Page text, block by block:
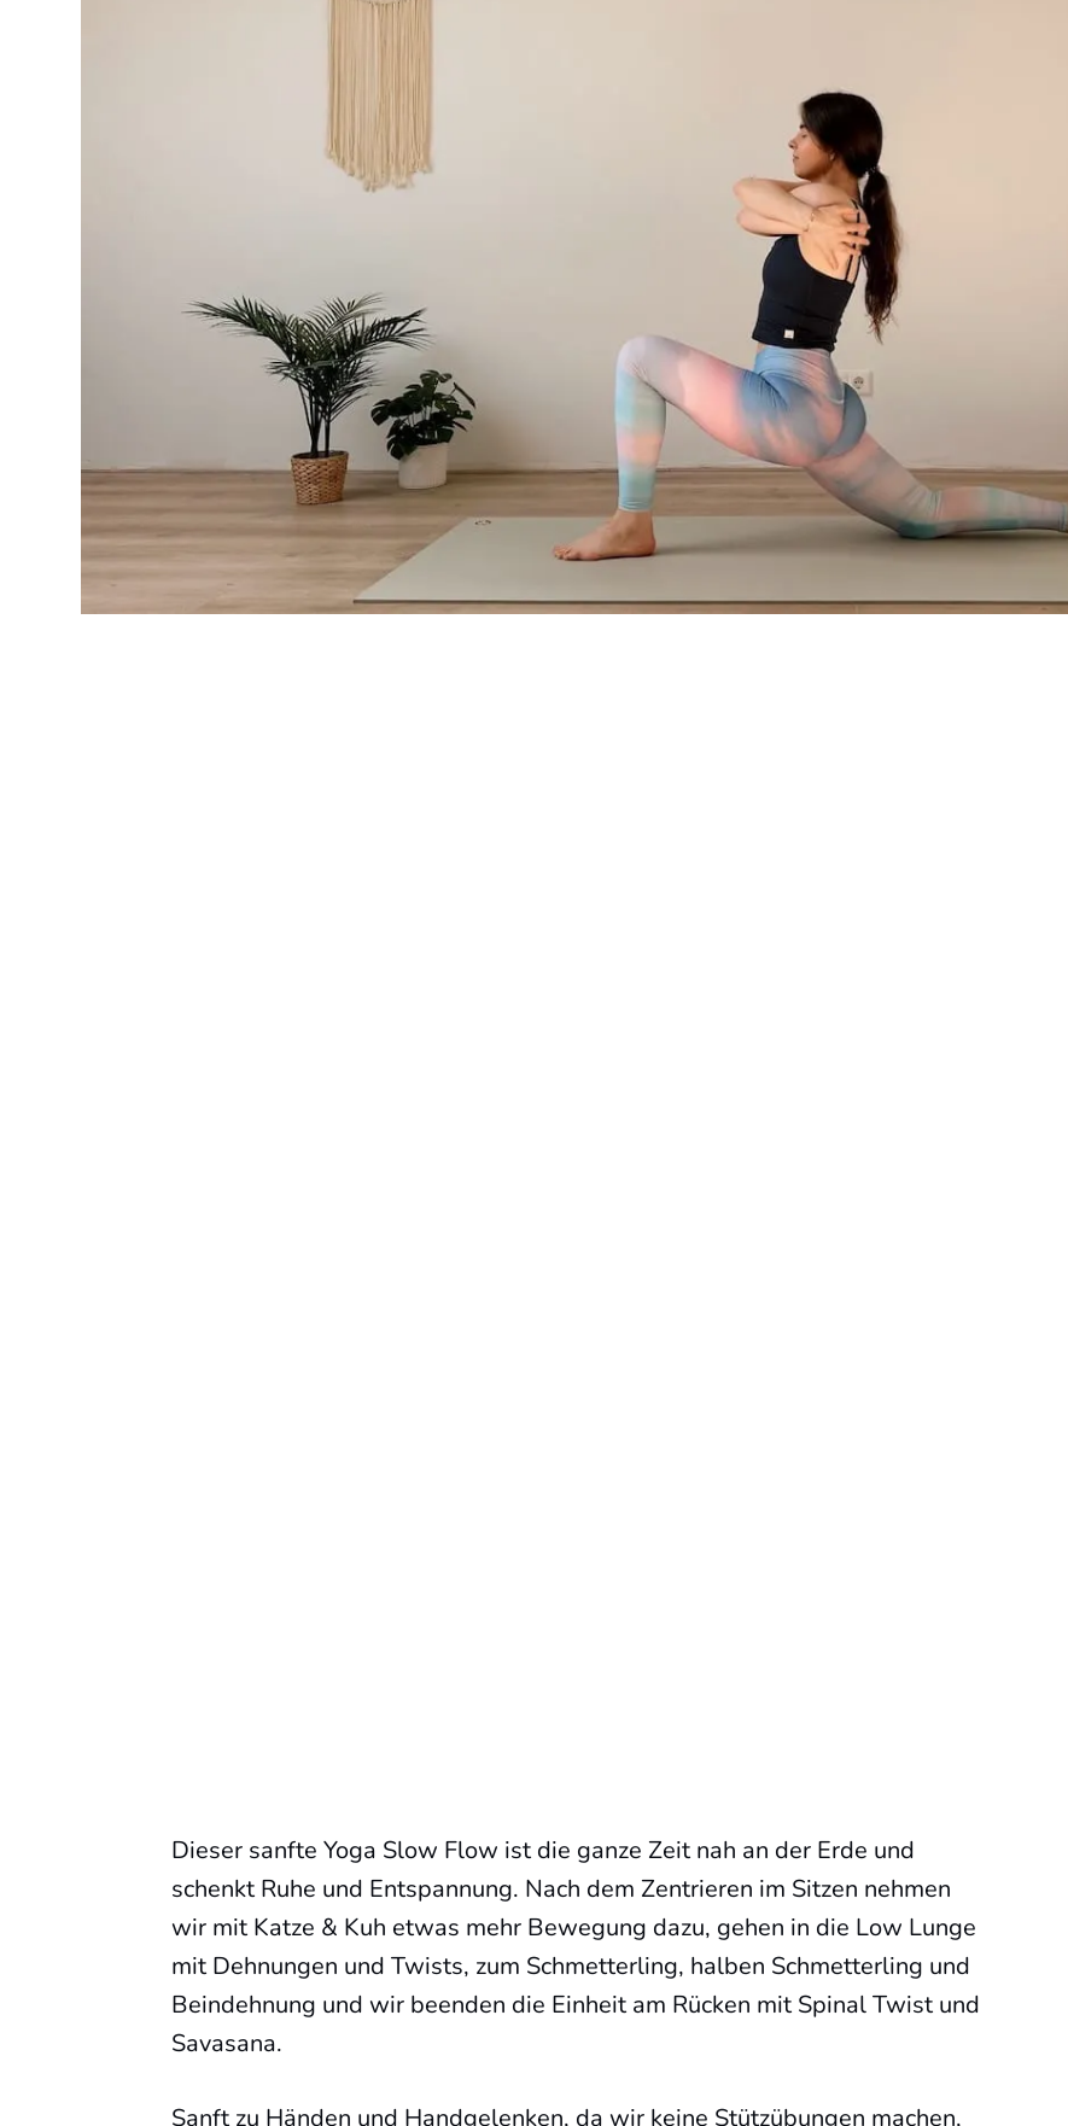
Dieser sanfte Yoga Slow Flow ist die ganze Zeit nah an der Erde und
schenkt Ruhe und Entspannung. Nach dem Zentrieren im Sitzen nehmen
wir mit Katze & Kuh etwas mehr Bewegung dazu, gehen in die Low Lunge
mit Dehnungen und Twists, zum Schmetterling, halben Schmetterling und
Beindehnung und wir beenden die Einheit am Rücken mit Spinal Twist und
Savasana.
Sanft zu Händen und Handgelenken, da wir keine Stützübungen machen,